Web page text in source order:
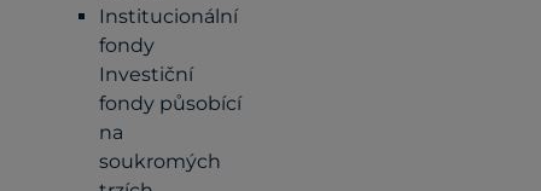
Institucionální
fondy
Investiční
fondy působící
na
soukromých